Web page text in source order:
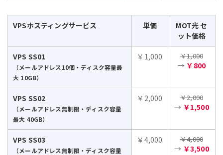
VPSホスティングサービス 単価
MOT光 セ
ット価格
VPS SS01
（メールアドレス10個・ディスク容量最
大 10GB）
￥1,000 ￥1,000
→ ￥800
VPS SS02
（メールアドレス無制限・ディスク容量
最大 40GB）
￥2,000 ￥2,000
→ ￥1,500
VPS SS03
（メールアドレス無制限・ディスク容量
￥4,000 ￥4,000
→ ￥3,500